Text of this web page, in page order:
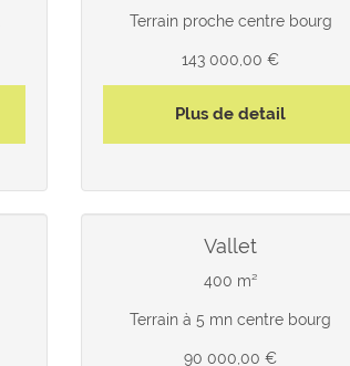
Terrain proche centre bourg
143 000,00 €
Plus de detail
vallet
400 m²
Terrain à 5 mn centre bourg
90 000,00 €